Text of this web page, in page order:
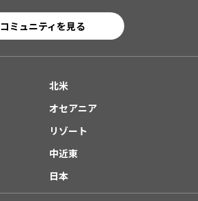
コミュニティを見る
北米
オセアニア
リゾート
中近東
日本